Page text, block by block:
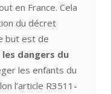
en France. Cela
du décret
but est de
dangers du
les enfants du
l’article R3511-